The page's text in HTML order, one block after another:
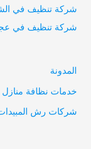
ح
ث
ن
شركة تنظيف في
شركة تنظيف في
المدونة
خدمات نظافة منازل
شركات رش